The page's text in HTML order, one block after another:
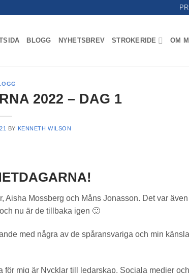
BLOGG NYHETSBREV STROKERIDE OM
2022 – DAG 1
BY KENNETH WILSON
Aisha Mossberg och Måns Jonasson. Det var även
nu är de tillbaka igen 🙂
med några av de spåransvariga och min
för mig är Nycklar till ledarskap, Sociala medier och